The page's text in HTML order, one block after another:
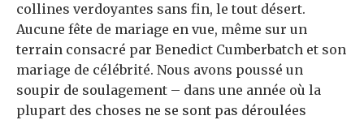
collines verdoyantes sans fin, le tout désert.
Aucune fête de mariage en vue, même sur un
terrain consacré par Benedict Cumberbatch et son
mariage de célébrité. Nous avons poussé un
soupir de soulagement – dans une année où la
plupart des choses ne se sont pas déroulées